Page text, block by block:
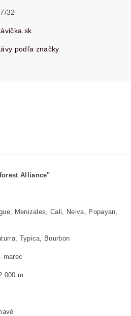
32
podľa značky
Alliance"
Menizales, Cali, Neiva, Popayan,
Typica, Bourbon
marec
000 m